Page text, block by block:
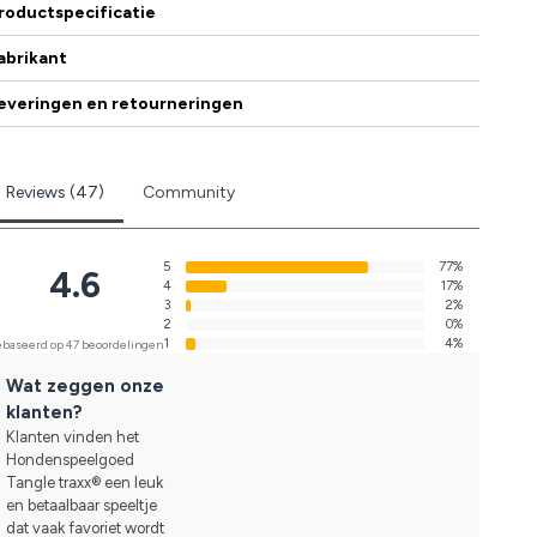
en retourneringen
Reviews (47) Community
4.6
op 47 beoordelingen
5
77%
4
17%
3
2%
2
0%
1
4%
Wat zeggen onze
klanten?
Klanten vinden het
Hondenspeelgoed
Tangle traxx® een leuk
en betaalbaar speeltje
dat vaak favoriet wordt